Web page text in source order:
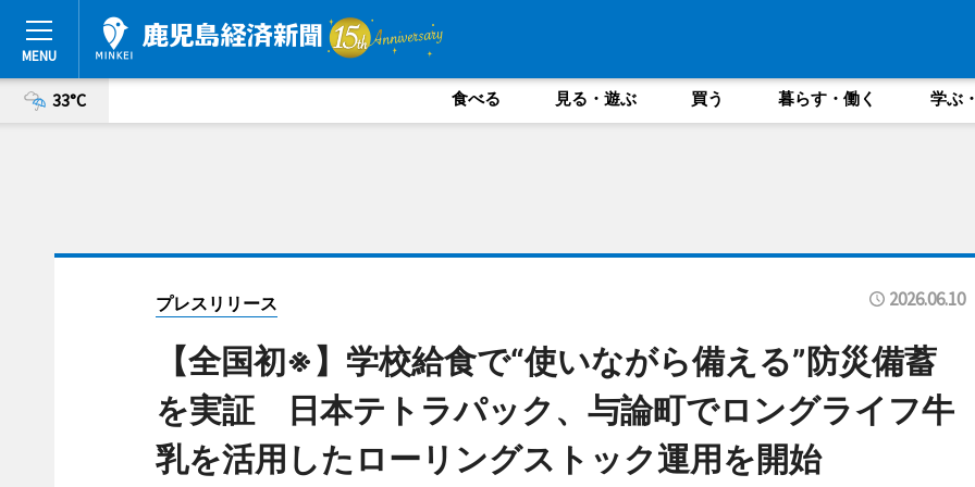
33°C 食べる 見る・遊ぶ 買う 暮らす・働く 学ぶ
プレスリリース 2026.06.10
【全国初※】学校給食で“使いながら備える”防災備蓄
を実証 日本テトラパック、与論町でロングライフ牛
乳を活用したローリングストック運用を開始